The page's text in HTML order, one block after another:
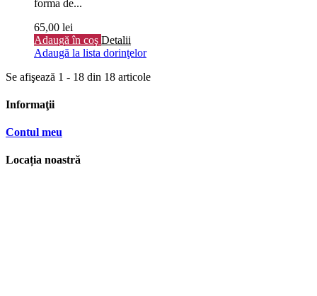
forma de...
65,00 lei
Adaugă în coş Detalii
Adaugă la lista dorinţelor
Se afişează 1 - 18 din 18 articole
Informaţii
Contul meu
Locația noastră